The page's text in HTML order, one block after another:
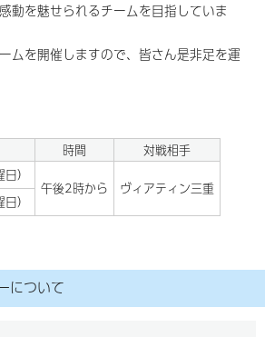
動を魅せられるチームを目指していま
ムを開催しますので、皆さん是非足を運
時間
対戦相手
）
午後2時から ヴィアティン三重
）
について